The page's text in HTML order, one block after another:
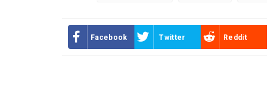
Facebook Twitter Reddit